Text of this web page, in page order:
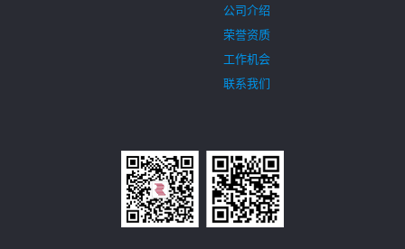
公司介绍
荣誉资质
工作机会
联系我们